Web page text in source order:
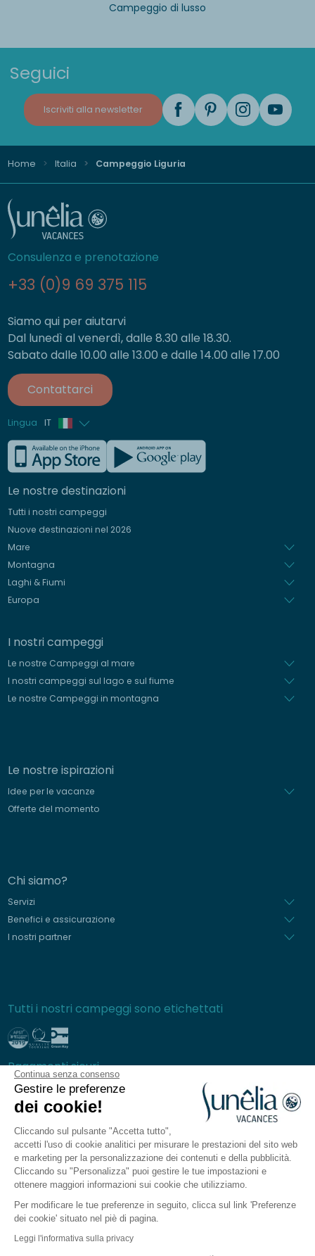
Continua senza consenso
Gestire le preferenze
dei cookie!
Cliccando sul pulsante "Accetta tutto",
accetti l'uso di cookie analitici per misurare le prestazioni del sito web
e marketing per la personalizzazione dei contenuti e della pubblicità.
Cliccando su "Personalizza" puoi gestire le tue impostazioni e
ottenere maggiori informazioni sui cookie che utilizziamo.
Per modificare le tue preferenze in seguito, clicca sul link 'Preferenze
dei cookie' situato nel piè di pagina.
Leggi l'informativa sulla privacy
Campeggio di lusso
Seguici
Iscriviti alla newsletter
Home Italia Campeggio Liguria
Consulenza e prenotazione
+33 (0)9 69 375 115
Siamo qui per aiutarvi
Dal lunedì al venerdì, dalle 8.30 alle 18.30.
Sabato dalle 10.00 alle 13.00 e dalle 14.00 alle 17.00
Contattarci
Lingua IT
Francese
Inglese
Tedesco
Spagnolo
Le nostre destinazioni
Tutti i nostri campeggi
Nuove destinazioni nel 2026
Mare
Montagna
Laghi & Fiumi
Europa
I nostri campeggi
Le nostre Campeggi al mare
I nostri campeggi sul lago e sul fiume
Le nostre Campeggi in montagna
Le nostre ispirazioni
Idee per le vacanze
Offerte del momento
Chi siamo?
Servizi
Benefici e assicurazione
I nostri partner
Tutti i nostri campeggi sono etichettati
Pagamenti sicuri
Domande frequenti
Condizioni generali di vendita
Carta di Protezione dei dati personali
Note legali
Mappa del sito
Impostazioni dei cookie
L'applicazione Sunêlia